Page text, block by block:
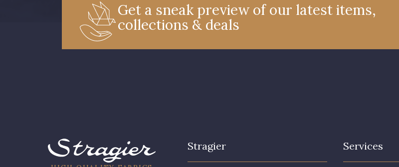
Get a sneak preview of our latest items,
collections & deals
Stragier Services